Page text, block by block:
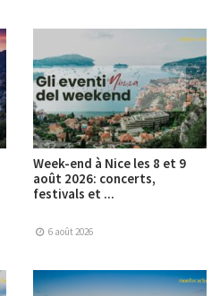
Week-end à Nice les 8 et 9
août 2026: concerts,
festivals et ...
6 août 2026